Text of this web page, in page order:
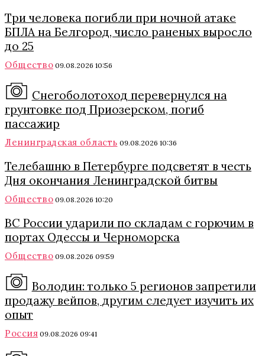
Три человека погибли при ночной атаке
БПЛА на Белгород, число раненых выросло
до 25
Общество 09.08.2026 10:56
Снегоболотоход перевернулся на
грунтовке под Приозерском, погиб
пассажир
Ленинградская область 09.08.2026 10:36
Телебашню в Петербурге подсветят в честь
Дня окончания Ленинградской битвы
Общество 09.08.2026 10:20
ВС России ударили по складам с горючим в
портах Одессы и Черноморска
Общество 09.08.2026 09:59
Володин: только 5 регионов запретили
продажу вейпов, другим следует изучить их
опыт
Россия 09.08.2026 09:41